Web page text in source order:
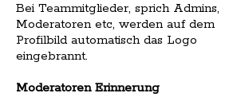
Bei Teammitglieder, sprich Admins,
Moderatoren etc, werden auf dem
Profilbild automatisch das Logo
eingebrannt.
Moderatoren Erinnerung